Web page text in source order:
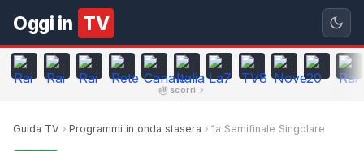
Oggi in TV
scorri
Guida TV Programmi in onda stasera 1a Semifinale Singolare